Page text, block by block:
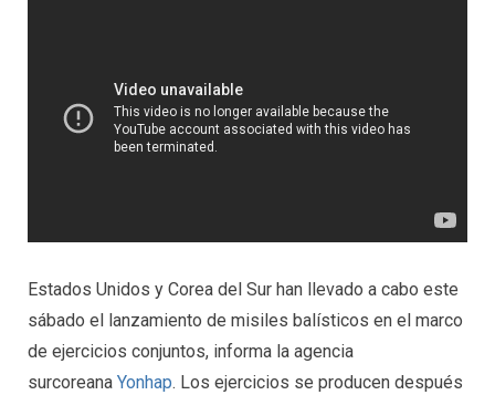
Estados Unidos y Corea del Sur han llevado a cabo este
sábado el lanzamiento de misiles balísticos en el marco
de ejercicios conjuntos, informa la agencia
surcoreana Yonhap. Los ejercicios se producen después